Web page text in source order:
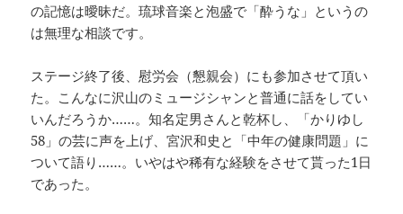
の記憶は曖昧だ。琉球音楽と泡盛で「酔うな」というの
は無理な相談です。
ステージ終了後、慰労会（懇親会）にも参加させて頂い
た。こんなに沢山のミュージシャンと普通に話をしてい
いんだろうか……。知名定男さんと乾杯し、「かりゆし
58」の芸に声を上げ、宮沢和史と「中年の健康問題」に
ついて語り……。いやはや稀有な経験をさせて貰った1日
であった。